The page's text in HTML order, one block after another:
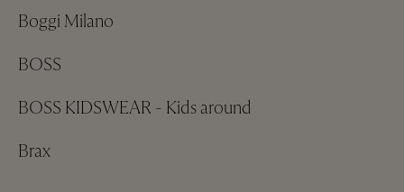
Boggi Milano
BOSS
BOSS KIDSWEAR - Kids around
Brax